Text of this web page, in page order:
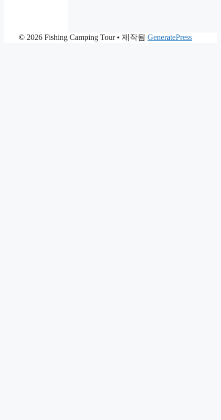
© 2026 Fishing Camping Tour• 제작됨 GeneratePress